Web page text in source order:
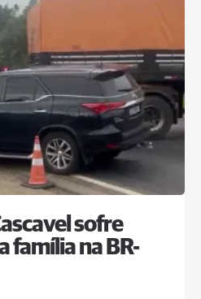
sofre
família na BR-